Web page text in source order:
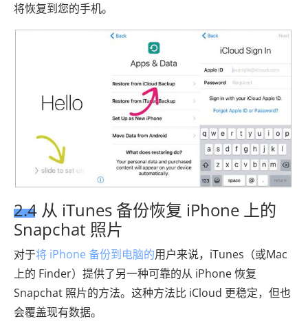
将恢复到您的手机。
2.4 从 iTunes 备份恢复 iPhone 上的
Snapchat 照片
对于将 iPhone 备份到电脑的用户来说，iTunes（或Mac
上的 Finder）提供了另一种可靠的从 iPhone 恢复
Snapchat 照片的方法。这种方法比 iCloud 更稳定，但也
会覆盖现有数据。